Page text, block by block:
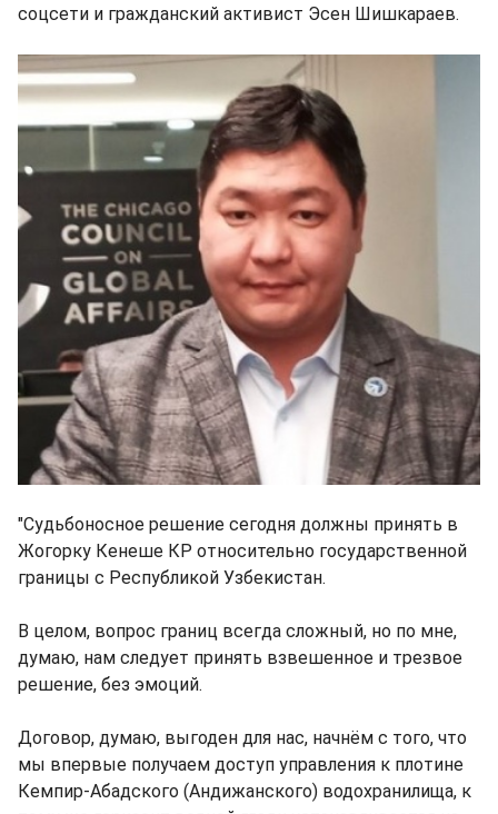
соцсети и гражданский активист Эсен Шишкараев.
"Судьбоносное решение сегодня должны принять в
Жогорку Кенеше КР относительно государственной
границы с Республикой Узбекистан.
В целом, вопрос границ всегда сложный, но по мне,
думаю, нам следует принять взвешенное и трезвое
решение, без эмоций.
Договор, думаю, выгоден для нас, начнём с того, что
мы впервые получаем доступ управления к плотине
Кемпир-Абадского (Андижанского) водохранилища, к